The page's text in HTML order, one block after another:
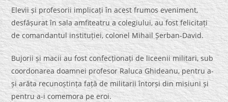
Elevii și profesorii implicați în acest frumos eveniment,
desfășurat în sala amfiteatru a colegiului, au fost felicitați
de comandantul instituției, colonel Mihail Șerban-David.
Bujorii și macii au fost confecționați de liceenii militari, sub
coordonarea doamnei profesor Raluca Ghideanu, pentru a-
și arăta recunoștința față de militarii întorși din misiuni și
pentru a-i comemora pe eroi.